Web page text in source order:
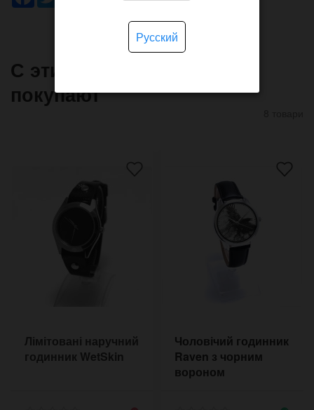
С этим товаром часто
покупают
Лімітовані наручний
годинник WetSkin
Чоловічий годинник
Raven з чорним
вороном
Русский